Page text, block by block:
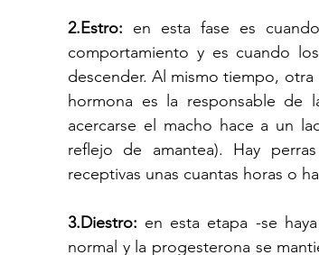
2.Estro: en esta fase es
comportamiento y es cuando
descender. Al mismo tiempo,
hormona es la responsable de
acercarse el macho hace a un
reflejo de amantea). Hay
receptivas unas cuantas horas o
3.Diestro: en esta etapa -se
normal y la progesterona se